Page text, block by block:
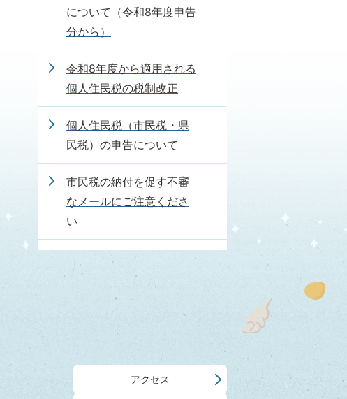
について（令和8年度申告
分から）
令和8年度から適用される
個人住民税の税制改正
個人住民税（市民税・県
民税）の申告について
市民税の納付を促す不審
なメールにご注意くださ
い
アクセス